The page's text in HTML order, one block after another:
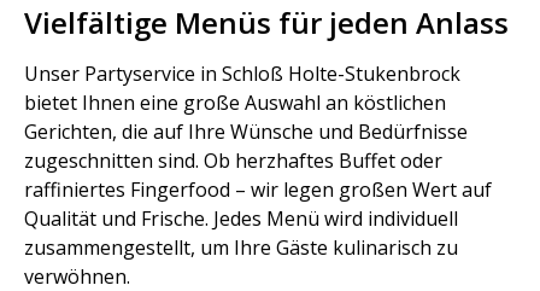
Vielfältige Menüs für jeden Anlass
Unser Partyservice in Schloß Holte-Stukenbrock
bietet Ihnen eine große Auswahl an köstlichen
Gerichten, die auf Ihre Wünsche und Bedürfnisse
zugeschnitten sind. Ob herzhaftes Buffet oder
raffiniertes Fingerfood – wir legen großen Wert auf
Qualität und Frische. Jedes Menü wird individuell
zusammengestellt, um Ihre Gäste kulinarisch zu
verwöhnen.